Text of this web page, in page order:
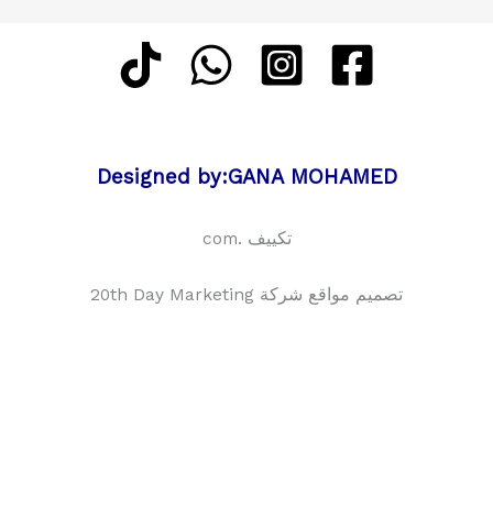
Designed by:GANA MOHAMED
تكييف .com
تصميم مواقع شركة 20th Day Marketing